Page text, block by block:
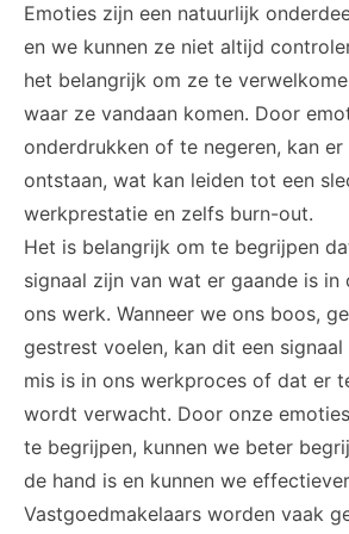
Emoties zijn een natuurlijk
en we kunnen ze niet altijd
het belangrijk om ze te
waar ze vandaan komen. Door
onderdrukken of te negeren, kan er
ontstaan, wat kan leiden tot een
werkprestatie en zelfs burn-out.
Het is belangrijk om te begrijpen
signaal zijn van wat er gaande is in
ons werk. Wanneer we ons boos,
gestrest voelen, kan dit een
mis is in ons werkproces of dat er
wordt verwacht. Door onze
te begrijpen, kunnen we beter
de hand is en kunnen we
Vastgoedmakelaars worden vaak